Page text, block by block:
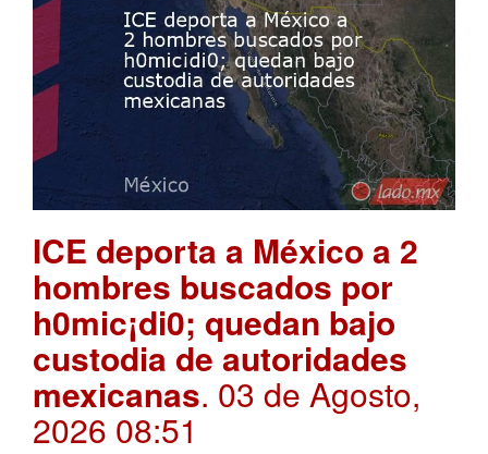
ICE deporta a México a 2
hombres buscados por
h0mic¡di0; quedan bajo
custodia de autoridades
mexicanas. 03 de Agosto,
2026 08:51